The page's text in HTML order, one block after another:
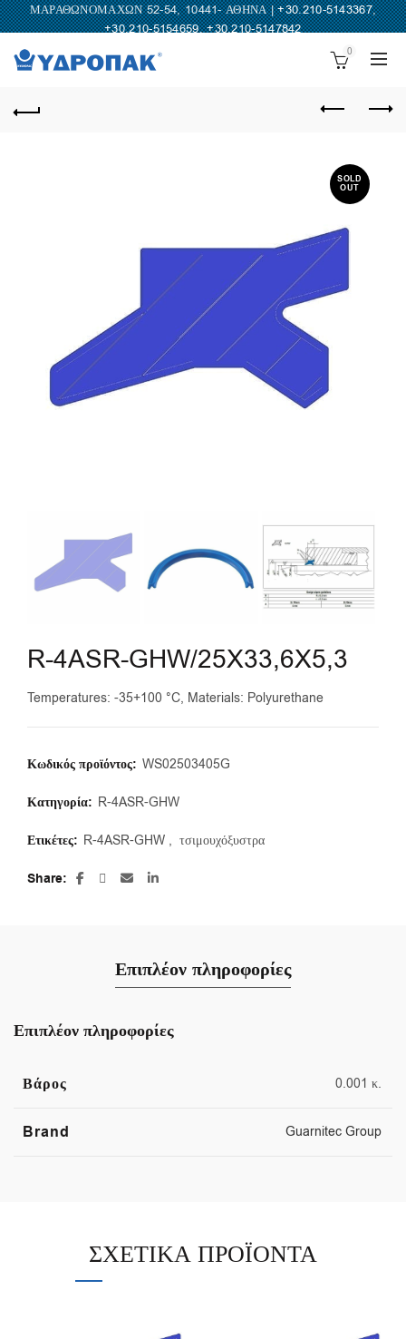
ΜΑΡΑΘΩΝΟΜΑΧΩΝ 52-54, 10441- ΑΘΗΝΑ |+30.210-5143367,
+30.210-5154659,+30.210-5147842
0
SOLD
OUT
R-4ASR-GHW/25X33,6X5,3
Temperatures: -35+100 °C, Materials: Polyurethane
Κωδικός προϊόντος: WS02503405G
Κατηγορία: R-4ASR-GHW
Ετικέτες: R-4ASR-GHW , τσιμουχόξυστρα
Share
Επιπλέον πληροφορίες
Επιπλέον πληροφορίες
Βάρος 0.001 κ.
Brand Guarnitec Group
ΣΧΕΤΙΚΆ ΠΡΟΪΌΝΤΑ